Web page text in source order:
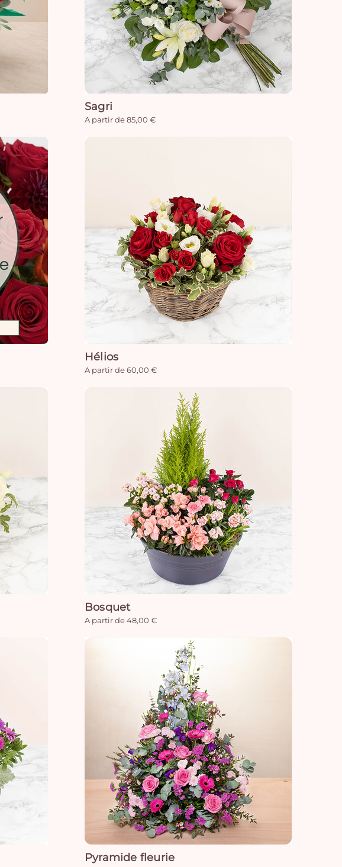
Sagri
A partir de 85,00 €
Hélios
A partir de 60,00 €
Bosquet
A partir de 48,00 €
Pyramide fleurie